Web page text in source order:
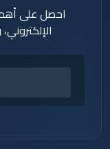
احصل على أهم